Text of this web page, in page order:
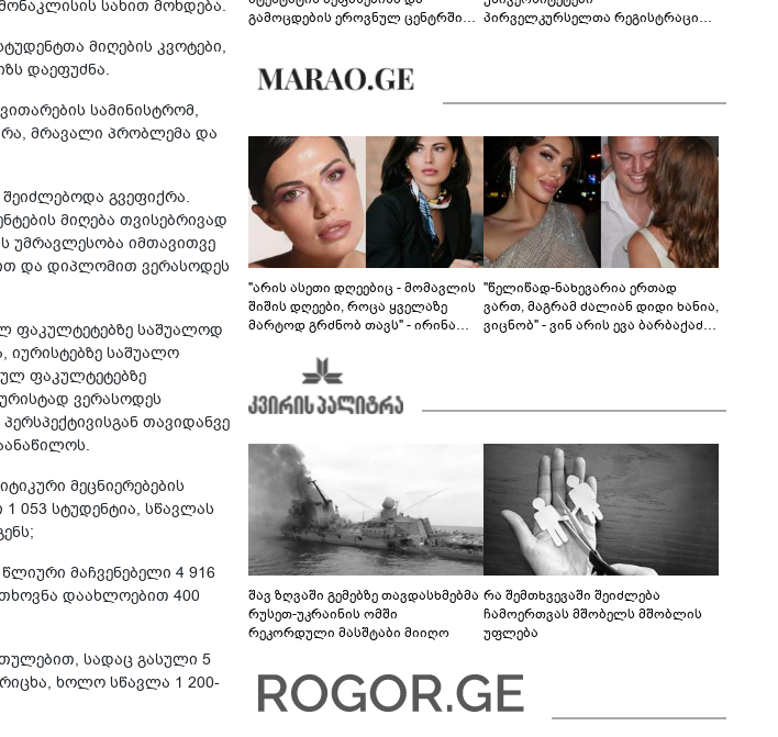
სახით მოხდება.
მიღების კვოტები,
დაეფუძნა.
სამინისტრომ,
მრავალი პრობლემა და
გვეფიქრა.
მიღება თვისებრივად
უმრავლესობა იმთავითვე
და დიპლომით ვერასოდეს
ფაკულტეტებზე საშუალოდ
იურისტებზე საშუალო
ფაკულტეტებზე
ვერასოდეს
თავიდანვე
მეცნიერებების
1 053 სტუდენტია, სწავლას
მაჩვენებელი 4 916
დაახლოებით 400
სადაც გასული 5
ხოლო სწავლა 1 200-
გამოცდების ეროვნულ ცენტრში
პირველკურსელთა რეგისტრაციის
"არის ასეთი დღეებიც - მომავლის
შიშის დღეები, როცა ყველაზე
მარტოდ გრძნობ თავს" - ირინა
"წელიწად-ნახევარია ერთად
ვართ, მაგრამ ძალიან დიდი ხანია,
ვიცნობ" - ვინ არის ევა ბარბაქაძის
შავ ზღვაში გემებზე თავდასხმებმა
რუსეთ-უკრაინის ომში
რეკორდული მასშტაბი მიიღო
რა შემთხვევაში შეიძლება
ჩამოერთვას მშობელს მშობლის
უფლება